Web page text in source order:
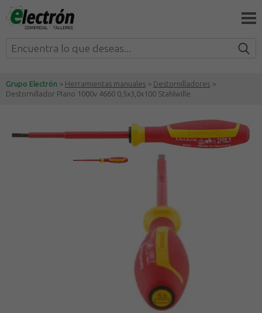
Grupo Electrón > Herramientas manuales > Destornilladores >
Destornillador Plano 1000v 4660 0,5x3,0x100 Stahlwille